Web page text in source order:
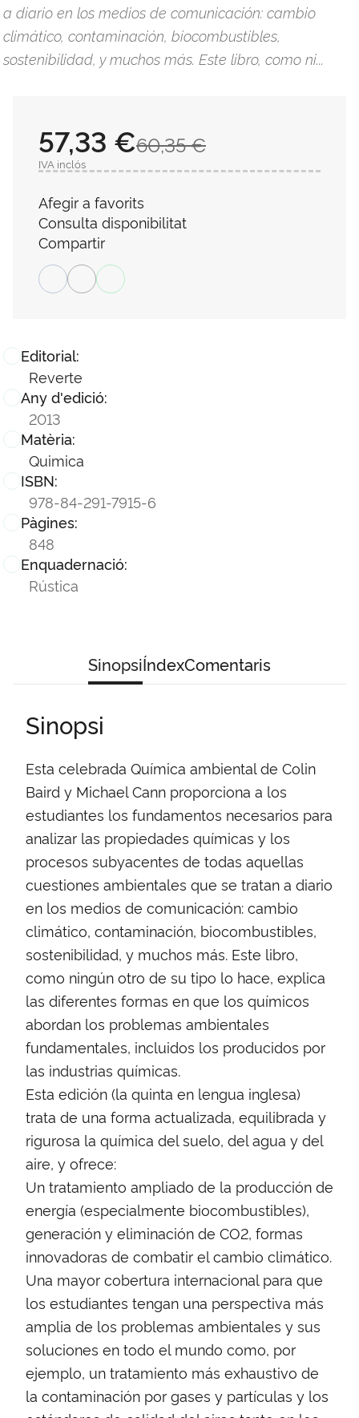
a diario en los medios de comunicación: cambio
climático, contaminación, biocombustibles,
sostenibilidad, y muchos más. Este libro, como ni...
Editorial:
Reverte
Any d'edició:
2013
Matèria:
Quimica
ISBN:
978-84-291-7915-6
Pàgines:
848
Enquadernació:
Rústica
60,35 €
57,33 €
IVA inclós
Afegir a favorits
Consulta disponibilitat
Compartir
SinopsiÍndexComentaris
Sinopsi
Esta celebrada Química ambiental de Colin
Baird y Michael Cann proporciona a los
estudiantes los fundamentos necesarios para
analizar las propiedades químicas y los
procesos subyacentes de todas aquellas
cuestiones ambientales que se tratan a diario
en los medios de comunicación: cambio
climático, contaminación, biocombustibles,
sostenibilidad, y muchos más. Este libro,
como ningún otro de su tipo lo hace, explica
las diferentes formas en que los químicos
abordan los problemas ambientales
fundamentales, incluidos los producidos por
las industrias químicas.
Esta edición (la quinta en lengua inglesa)
trata de una forma actualizada, equilibrada y
rigurosa la química del suelo, del agua y del
aire, y ofrece:
Un tratamiento ampliado de la producción de
energía (especialmente biocombustibles),
generación y eliminación de CO2, formas
innovadoras de combatir el cambio climático.
Una mayor cobertura internacional para que
los estudiantes tengan una perspectiva más
amplia de los problemas ambientales y sus
soluciones en todo el mundo como, por
ejemplo, un tratamiento más exhaustivo de
la contaminación por gases y partículas y los